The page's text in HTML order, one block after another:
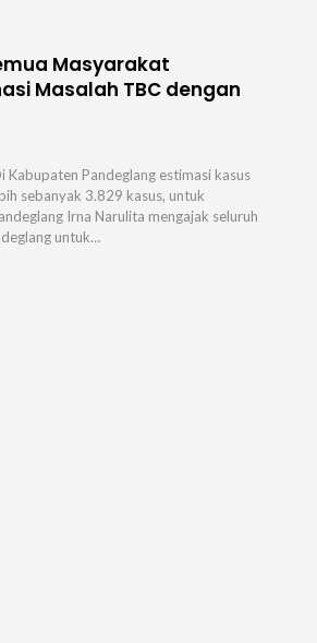
Masyarakat
Masalah TBC dengan
Kabupaten Pandeglang estimasi kasus
sebanyak 3.829 kasus, untuk
Irna Narulita mengajak seluruh
untuk…